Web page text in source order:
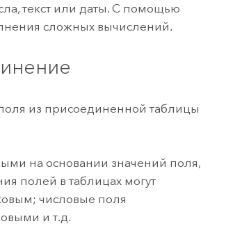
текст или даты. С помощью
сложных вычислений.
из присоединенной таблицы
на основании значений поля,
полей в таблицах могут
числовые поля
и т.д.